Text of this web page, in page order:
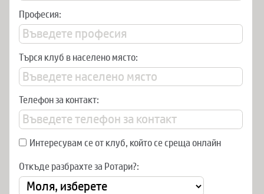
Професия:
Търся клуб в населено място:
Телефон за контакт:
Интересувам се от клуб, който се среща онлайн
Откъде разбрахте за Ротари?: